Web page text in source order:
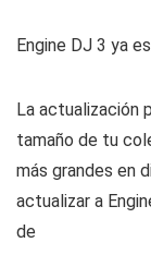
Engine DJ 3 ya
La actualización
tamaño de tu
más grandes en
actualizar a
de